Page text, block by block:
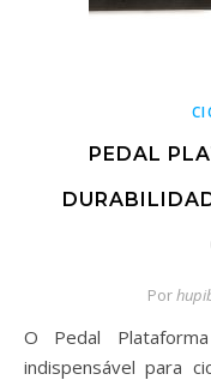
PEDAL
Por
O Pedal Plataforma HUPI Plus é um equipamento
indispensável para